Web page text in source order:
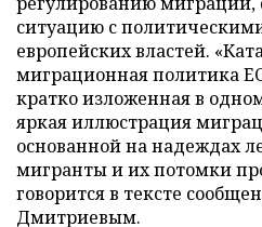
ситуацию с
европейских властей.
миграционная политика
кратко изложенная в
яркая иллюстрация
основанной на надеждах
мигранты и их потомки
говорится в тексте
Дмитриевым.